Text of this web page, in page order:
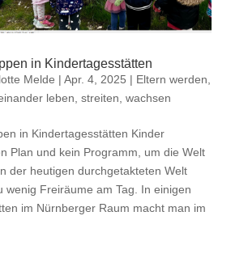
in Kindertagesstätten
Melde | Apr. 4, 2025 | Eltern werden,
leben, streiten, wachsen
in Kindertagesstätten Kinder
Plan und kein Programm, um die Welt
der heutigen durchgetakteten Welt
wenig Freiräume am Tag. In einigen
im Nürnberger Raum macht man im